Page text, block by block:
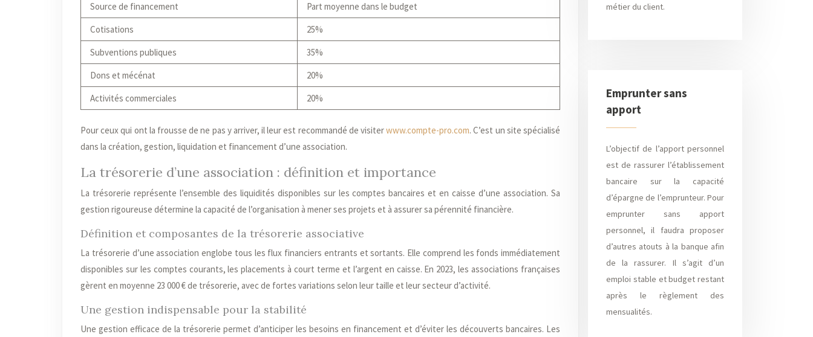
Source de financement
Part moyenne dans le budget
Cotisations
25%
Subventions publiques
35%
Dons et mécénat
20%
Activités commerciales
20%
Pour ceux qui ont la frousse de ne pas y arriver, il leur est recommandé de visiterwww.compte-pro.com. C’est un site spécialisé
dans la création, gestion, liquidation et financement d’une association.
La trésorerie d’une association : définition et importance
La trésorerie représente l’ensemble des liquidités disponibles sur les comptes bancaires et en caisse d’une association. Sa
gestion rigoureuse détermine la capacité de l’organisation à mener ses projets et à assurer sa pérennité financière.
Définition et composantes de la trésorerie associative
La trésorerie d’une association englobe tous les flux financiers entrants et sortants. Elle comprend les fonds immédiatement
disponibles sur les comptes courants, les placements à court terme et l’argent en caisse. En 2023, les associations françaises
gèrent en moyenne 23 000 € de trésorerie, avec de fortes variations selon leur taille et leur secteur d’activité.
Une gestion indispensable pour la stabilité
Une gestion efficace de la trésorerie permet d’anticiper les besoins en financement et d’éviter les découverts bancaires. Les
métier du client.
Emprunter sans
apport
L’objectif de l’apport personnel
est de rassurer l’établissement
bancaire sur la capacité
d’épargne de l’emprunteur. Pour
emprunter sans apport
personnel, il faudra proposer
d’autres atouts à la banque afin
de la rassurer. Il s’agit d’un
emploi stable et budget restant
après le règlement des
mensualités.